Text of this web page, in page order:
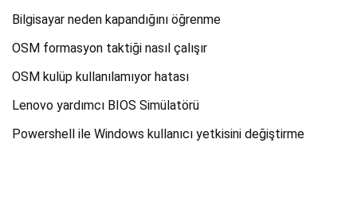
Bilgisayar neden kapandığını öğrenme
OSM formasyon taktiği nasıl çalışır
OSM kulüp kullanılamıyor hatası
Lenovo yardımcı BIOS Simülatörü
Powershell ile Windows kullanıcı yetkisini değiştirme